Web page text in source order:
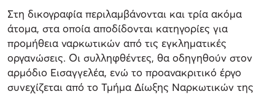
Στη δικογραφία περιλαμβάνονται και τρία ακόμα
άτομα, στα οποία αποδίδονται κατηγορίες για
προμήθεια ναρκωτικών από τις εγκληματικές
οργανώσεις. Οι συλληφθέντες, θα οδηγηθούν στον
αρμόδιο Εισαγγελέα, ενώ το προανακριτικό έργο
συνεχίζεται από το Τμήμα Δίωξης Ναρκωτικών της